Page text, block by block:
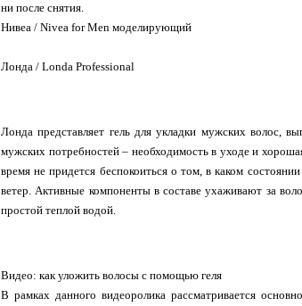
ни после снятия.
Нивеа / Nivea for Men моделирующий
Лонда / Londa Professional
Лонда представляет гель для укладки мужских волос,
мужских потребностей – необходимость в уходе и
время не придется беспокоиться о том, в каком
ветер. Активные компоненты в составе ухаживают за
простой теплой водой.
Видео: как уложить волосы с помощью геля
В рамках данного видеоролика рассматривается